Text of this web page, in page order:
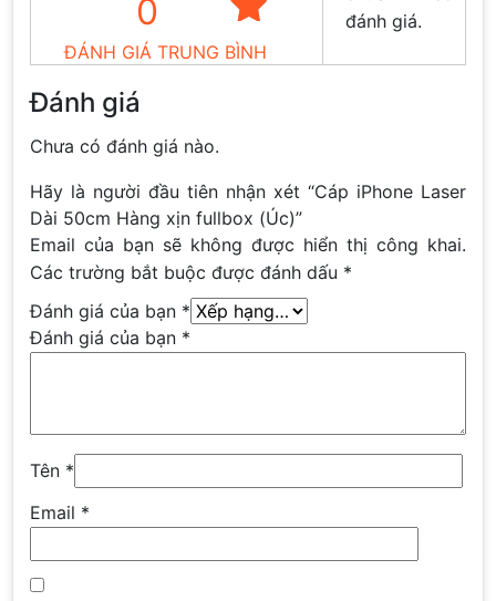
0
ĐÁNH GIÁ TRUNG BÌNH
đánh giá.
Đánh giá
Chưa có đánh giá nào.
Hãy là người đầu tiên nhận xét “Cáp iPhone Laser
Dài 50cm Hàng xịn fullbox (Úc)”
Email của bạn sẽ không được hiển thị công khai.
Các trường bắt buộc được đánh dấu *
Đánh giá của bạn *
Đánh giá của bạn *
Tên *
Email *